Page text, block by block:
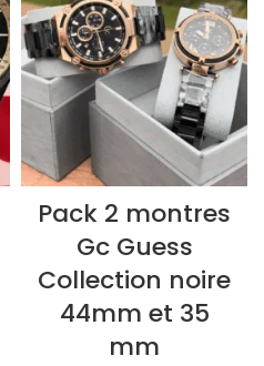
Pack 2 montres
Gc Guess
Collection noire
44mm et 35
mm